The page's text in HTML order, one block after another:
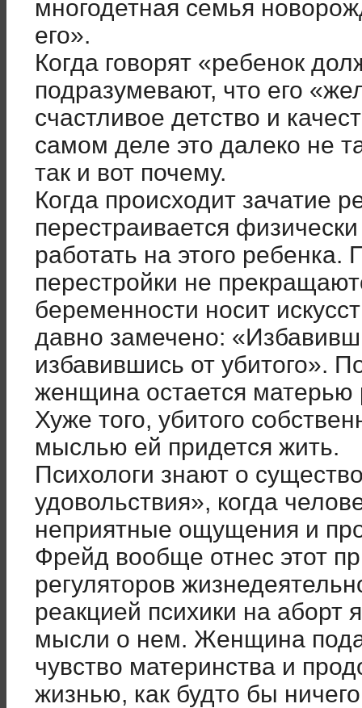
многодетная семья
его».
Когда говорят «ребенок
подразумевают, что его
счастливое детство и
самом деле это далеко не
так и вот почему.
Когда происходит зачатие
перестраивается
работать на этого
перестройки не
беременности носит
давно замечено:
избавившись от убитого».
женщина остается матерью
Хуже того, убитого
мыслью ей придется жить.
Психологи знают о
удовольствия», когда
неприятные ощущения и
Фрейд вообще отнес этот
регуляторов
реакцией психики на аборт
мысли о нем. Женщина
чувство материнства и
жизнью, как будто бы